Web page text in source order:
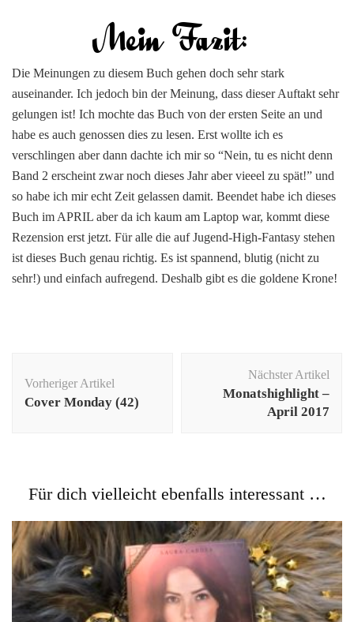
Die Meinungen zu diesem Buch gehen doch sehr stark
auseinander. Ich jedoch bin der Meinung, dass dieser Auftakt sehr
gelungen ist! Ich mochte das Buch von der ersten Seite an und
habe es auch genossen dies zu lesen. Erst wollte ich es
verschlingen aber dann dachte ich mir so “Nein, tu es nicht denn
Band 2 erscheint zwar noch dieses Jahr aber vieeel zu spät!” und
so habe ich mir echt Zeit gelassen damit. Beendet habe ich dieses
Buch im APRIL aber da ich kaum am Laptop war, kommt diese
Rezension erst jetzt. Für alle die auf Jugend-High-Fantasy stehen
ist dieses Buch genau richtig. Es ist spannend, blutig (nicht zu
sehr!) und einfach aufregend. Deshalb gibt es die goldene Krone!
Vorheriger Artikel
Cover Monday (42)
Nächster Artikel
Monatshighlight –
April 2017
Für dich vielleicht ebenfalls interessant …